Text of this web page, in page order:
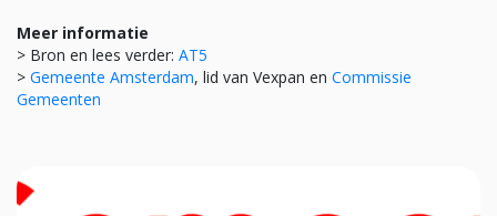
Meer informatie
> Bron en lees verder: AT5
> Gemeente Amsterdam, lid van Vexpan en Commissie
Gemeenten